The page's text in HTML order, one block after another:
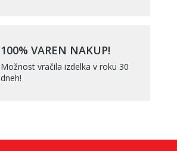
100% VAREN NAKUP!
Možnost vračila izdelka v roku 30
dneh!